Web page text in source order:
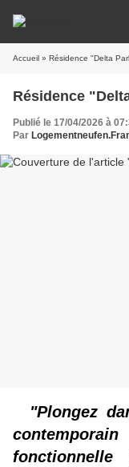
Accueil » Résidence "Delta
Résidence
Publié le 17/04/2026 à
Par
"Plongez